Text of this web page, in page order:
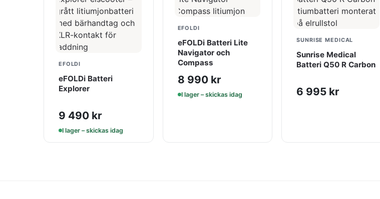
EFOLDI
eFOLDi Batteri
Explorer
9 490 kr
I lager – skickas idag
EFOLDI
eFOLDi Batteri Lite
Navigator och
Compass
8 990 kr
I lager – skickas idag
SUNRISE MEDICAL
Sunrise Medical
Batteri Q50 R Carbon
6 995 kr